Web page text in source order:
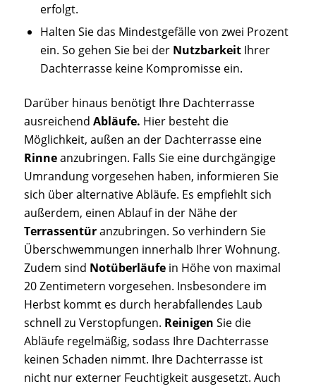
erfolgt.
Halten Sie das Mindestgefälle von zwei Prozent
ein. So gehen Sie bei der NutzbarkeitIhrer
Dachterrasse keine Kompromisse ein.
Darüber hinaus benötigt Ihre Dachterrasse
ausreichend Abläufe. Hier besteht die
Möglichkeit, außen an der Dachterrasse eine
Rinneanzubringen. Falls Sie eine durchgängige
Umrandung vorgesehen haben, informieren Sie
sich über alternative Abläufe. Es empfiehlt sich
außerdem, einen Ablauf in der Nähe der
Terrassentüranzubringen. So verhindern Sie
Überschwemmungen innerhalb Ihrer Wohnung.
Zudem sind Notüberläufein Höhe von maximal
20 Zentimetern vorgesehen. Insbesondere im
Herbst kommt es durch herabfallendes Laub
schnell zu Verstopfungen. Reinigen Sie die
Abläufe regelmäßig, sodass Ihre Dachterrasse
keinen Schaden nimmt. Ihre Dachterrasse ist
nicht nur externer Feuchtigkeit ausgesetzt. Auch